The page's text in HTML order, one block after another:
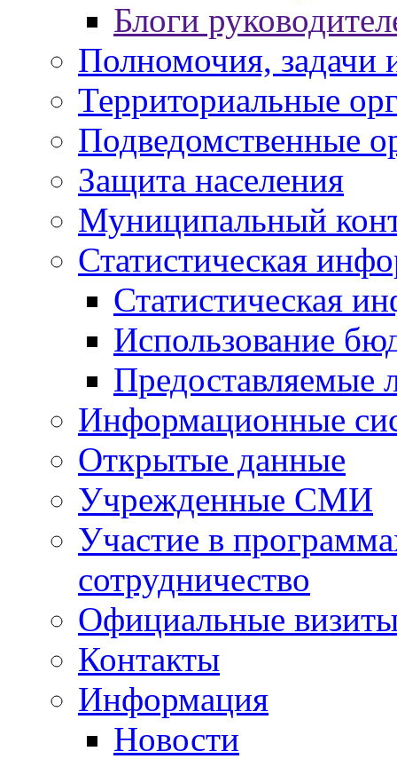
Блоги
Полномочия, задачи
Территориальные
Подведомственные
Защита населения
Муниципальный
Статистическая
Статистическая
Использование
Предоставляемые
Информационные
Открытые данные
Учрежденные СМИ
Участие в
сотрудничество
Официальные
Контакты
Информация
Новости